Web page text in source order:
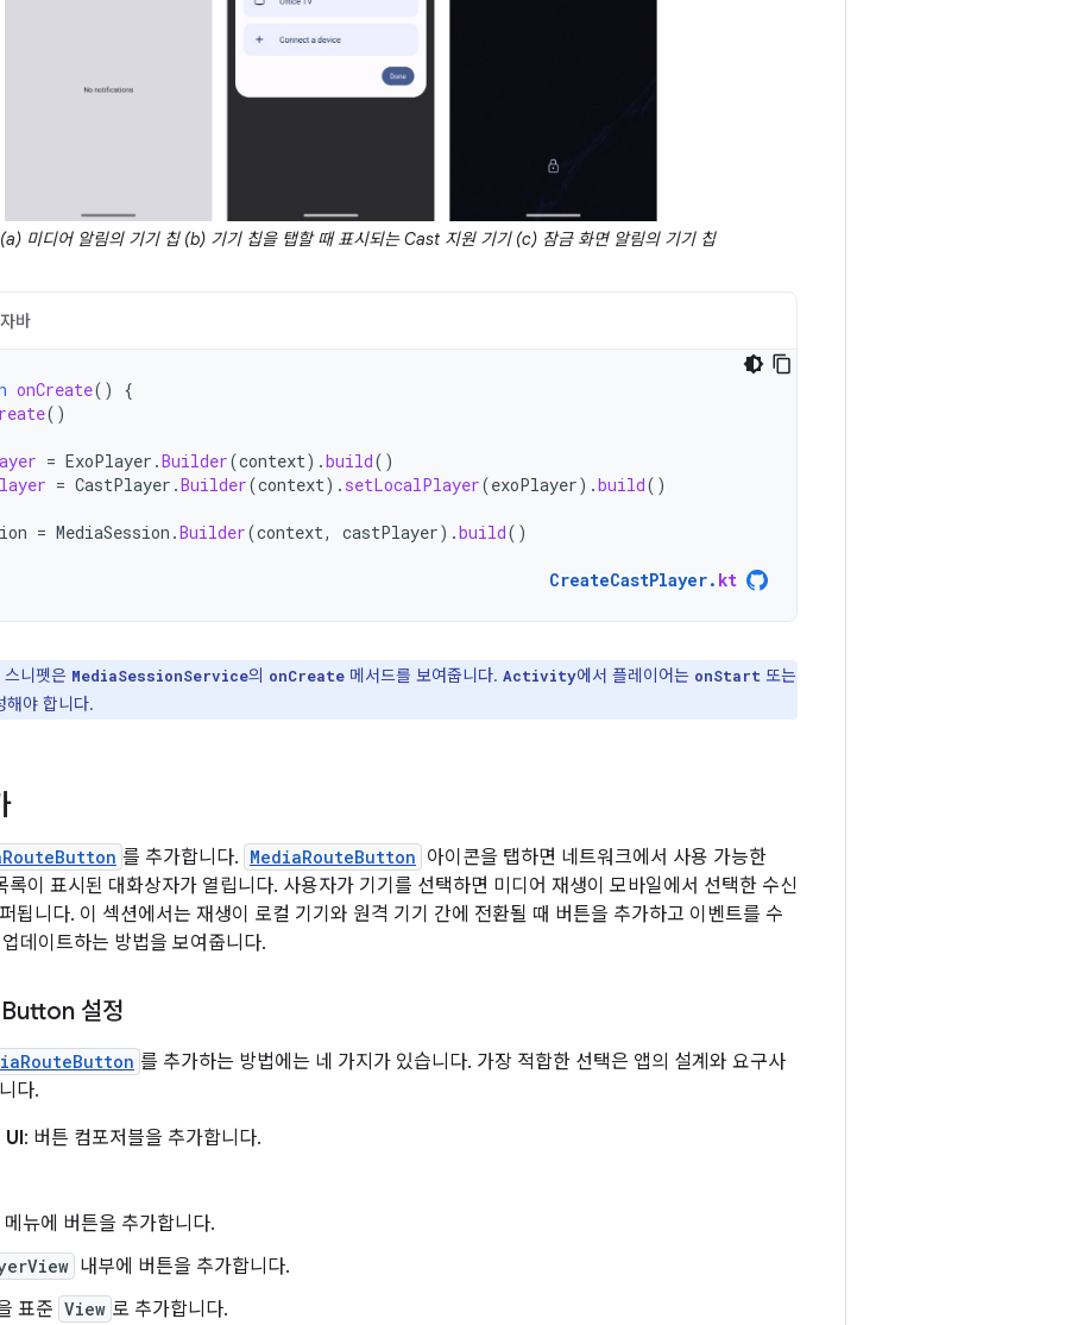
미디어 알림의 기기 칩 (b) 기기 칩을 탭할 때 표시되는 Cast 지원 기기 (c) 잠금 화면 알림의 기기 칩
자바
onCreate()
{
()
= ExoPlayer .Builder(context).build()
= CastPlayer .Builder(context). setLocalPlayer(exoPlayer).build()
= MediaSession .Builder(context, castPlayer).build()
CreateCastPlayer. kt
스니펫은 MediaSessionService의 onCreate 메서드를 보여줍니다. Activity에서 플레이어는 onStart 또는
해야 합니다.
를 추가합니다. MediaRouteButton 아이콘을 탭하면 네트워크에서 사용 가능한
이 표시된 대화상자가 열립니다. 사용자가 기기를 선택하면 미디어 재생이 모바일에서 선택한 수신
됩니다. 이 섹션에서는 재생이 로컬 기기와 원격 기기 간에 전환될 때 버튼을 추가하고 이벤트를 수
데이트하는 방법을 보여줍니다.
Button 설정
를 추가하는 방법에는 네 가지가 있습니다. 가장 적합한 선택은 앱의 설계와 요구사
다.
: 버튼 컴포저블을 추가합니다.
메뉴에 버튼을 추가합니다.
내부에 버튼을 추가합니다.
표준 View 로 추가합니다.